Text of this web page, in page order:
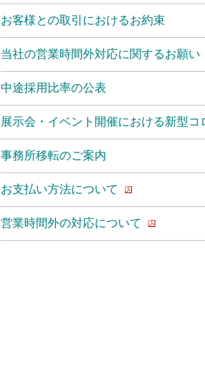
お客様との取引におけるお約束
当社の営業時間外対応に関するお願い
中途採用比率の公表
展示会・イベント開催における新型
事務所移転のご案内
お支払い方法について
営業時間外の対応について